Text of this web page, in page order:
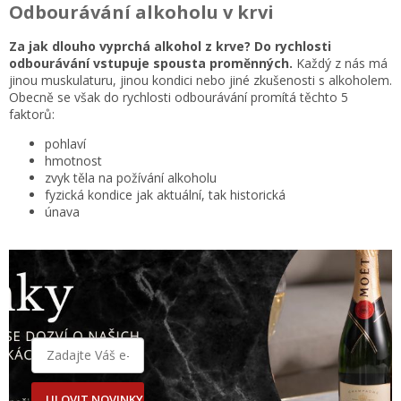
Odbourávání alkoholu v krvi
Za jak dlouho vyprchá alkohol z krve? Do rychlosti
odbourávání vstupuje spousta proměnných. Každý z nás má
jinou muskulaturu, jinou kondici nebo jiné zkušenosti s alkoholem.
Obecně se však do rychlosti odbourávání promítá těchto 5
faktorů:
pohlaví
hmotnost
zvyk těla na požívání alkoholu
fyzická kondice jak aktuální, tak historická
únava